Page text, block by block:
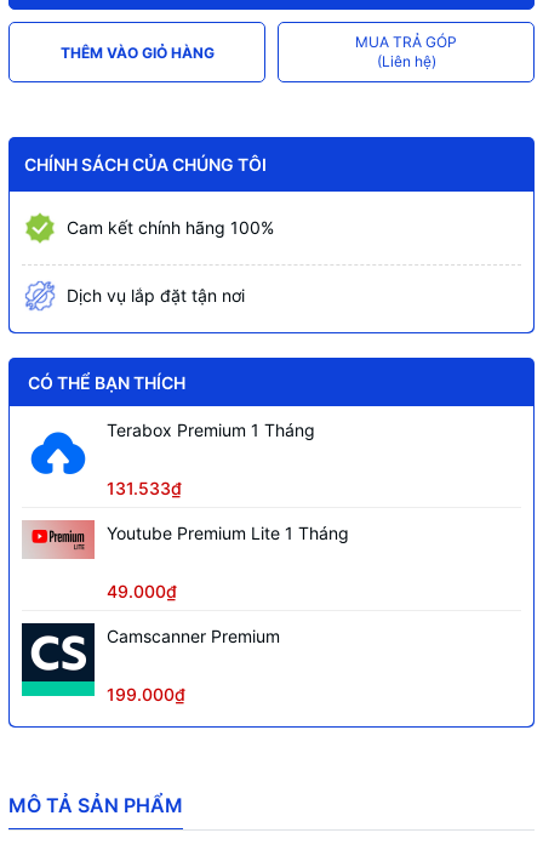
THÊM VÀO GIỎ HÀNG
MUA TRẢ GÓP
(Liên hệ)
CHÍNH SÁCH CỦA CHÚNG TÔI
Cam kết chính hãng 100%
Dịch vụ lắp đặt tận nơi
CÓ THỂ BẠN THÍCH
Terabox Premium 1 Tháng
131.533₫
Youtube Premium Lite 1 Tháng
49.000₫
Camscanner Premium
199.000₫
MÔ TẢ SẢN PHẨM